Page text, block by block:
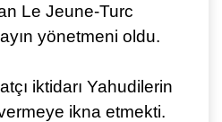
Le Jeune-Turc
yönetmeni oldu.
iktidarı Yahudilerin
ikna etmekti.